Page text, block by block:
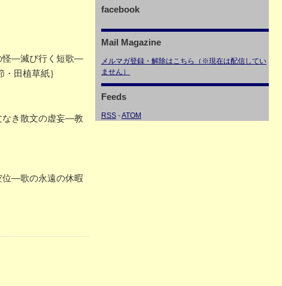
怪―滅び行く短歌―
田植草紙｝
き散文の虚妄―教
―歌の永遠の休暇
facebook
Mail Magazine
メルマガ登録・解除はこちら（※現在は配信してい
ません）
Feeds
RSS -ATOM